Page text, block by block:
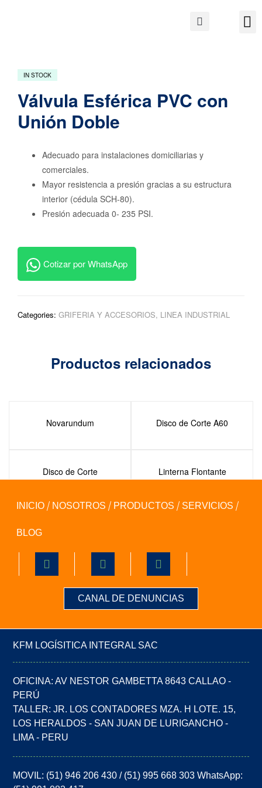
IN STOCK
Válvula Esférica PVC con
Unión Doble
Adecuado para instalaciones domiciliarias y
comerciales.
Mayor resistencia a presión gracias a su estructura
interior (cédula SCH-80).
Presión adecuada 0- 235 PSI.
Cotizar por WhatsApp
Categories: GRIFERIA Y ACCESORIOS, LINEA INDUSTRIAL
Productos relacionados
Novarundum Disco de Corte A60
Disco de Corte
Linterna Flontante
Aerodinámica
INICIO NOSOTROS PRODUCTOS SERVICIOS
BLOG
CANAL DE DENUNCIAS
KFM LOGÍSITICA INTEGRAL SAC
OFICINA: AV NESTOR GAMBETTA 8643 CALLAO -
PERÚ
TALLER: JR. LOS CONTADORES MZA. H LOTE. 15,
LOS HERALDOS - SAN JUAN DE LURIGANCHO -
LIMA - PERU
MOVIL: (51) 946 206 430 / (51) 995 668 303 WhatsApp: